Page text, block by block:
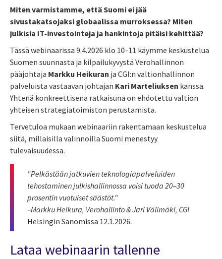
Miten varmistamme, että Suomi ei jää
sivustakatsojaksi globaalissa murroksessa? Miten
julkisia IT-investointeja ja hankintoja pitäisi kehittää?
Tässä webinaarissa 9.4.2026 klo 10–11 käymme keskustelua
Suomen suunnasta ja kilpailukyvystä Verohallinnon
pääjohtaja Markku Heikuran ja CGI:n valtionhallinnon
palveluista vastaavan johtajan Kari Marteliuksen kanssa.
Yhtenä konkreettisena ratkaisuna on ehdotettu valtion
yhteisen strategiatoimiston perustamista.
Tervetuloa mukaan webinaariin rakentamaan keskustelua
siitä, millaisilla valinnoilla Suomi menestyy
tulevaisuudessa.
"Pelkästään jatkuvien teknologiapalveluiden
tehostaminen julkishallinnossa voisi tuoda 20–30
prosentin vuotuiset säästöt."
–Markku Heikura, Verohallinto & Jari Välimäki, CGI
Helsingin Sanomissa 12.1.2026.
Lataa webinaarin tallenne